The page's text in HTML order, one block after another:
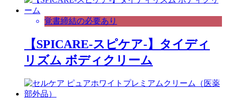
覚書締結の必要あり
【SPICARE-スピケア-】タイディ
リズム ボディクリーム